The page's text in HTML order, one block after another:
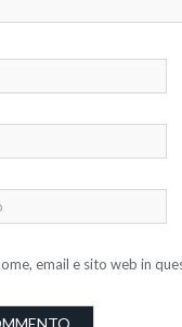
email e sito web in